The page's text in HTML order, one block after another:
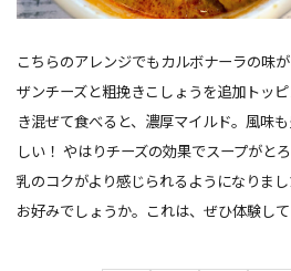
こちらのアレンジでもカルボナーラの
ザンチーズと粗挽きこしょうを追加トッ
き混ぜて食べると、濃厚マイルド。風味
しい！ やはりチーズの効果でスープがと
乳のコクがより感じられるようになりま
お好みでしょうか。これは、ぜひ体験し